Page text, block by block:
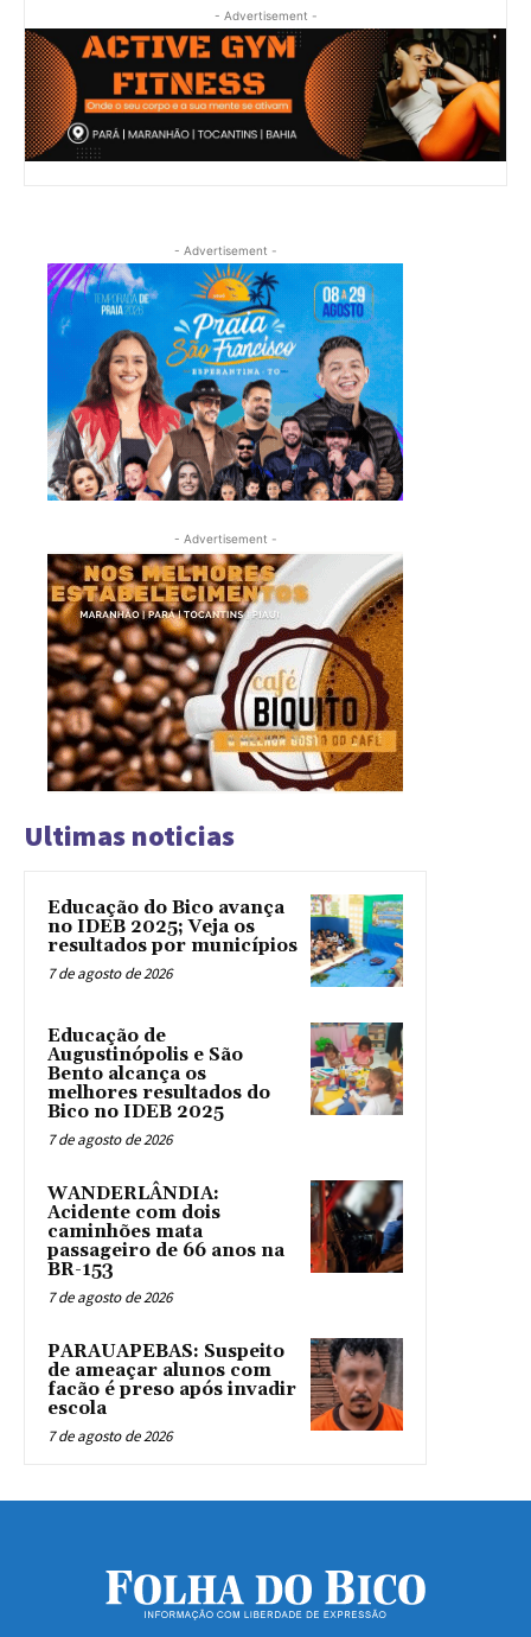
- Advertisement -
- Advertisement -
- Advertisement -
Ultimas noticias
Educação do Bico avança
no IDEB 2025; Veja os
resultados por municípios
7 de agosto de 2026
Educação de
Augustinópolis e São
Bento alcança os
melhores resultados do
Bico no IDEB 2025
7 de agosto de 2026
WANDERLÂNDIA:
Acidente com dois
caminhões mata
passageiro de 66 anos na
BR-153
7 de agosto de 2026
PARAUAPEBAS: Suspeito
de ameaçar alunos com
facão é preso após invadir
escola
7 de agosto de 2026